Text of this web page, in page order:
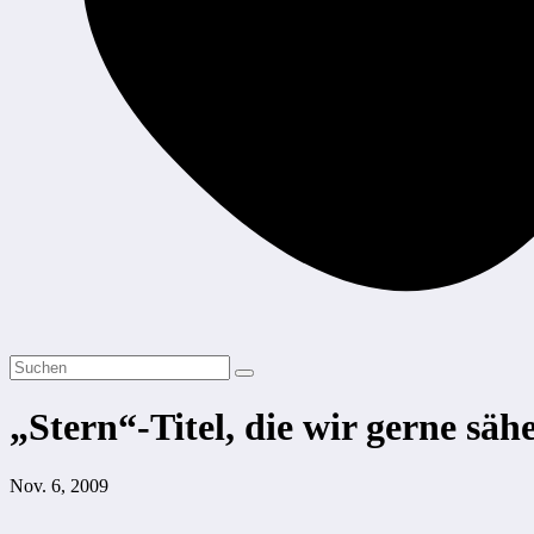
„Stern“-Titel, die wir gerne
Nov. 6, 2009